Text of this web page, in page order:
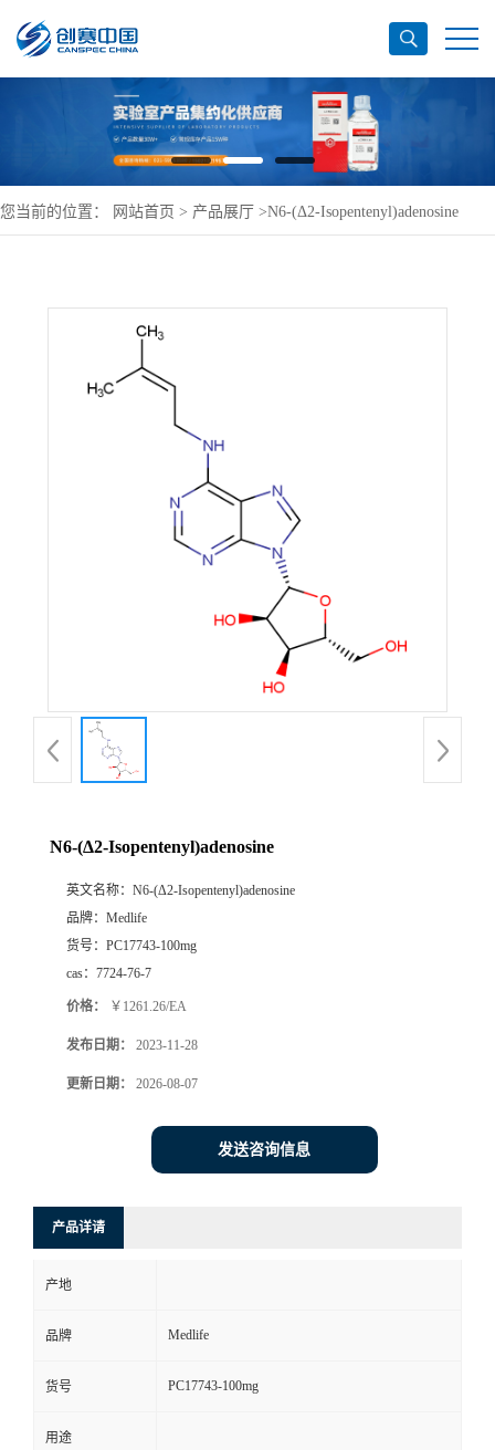
您当前的位置： 网站首页 > 产品展厅 >N6-(Δ2-Isopentenyl)adenosine
N6-(Δ2-Isopentenyl)adenosine
英文名称： N6-(Δ2-Isopentenyl)adenosine
品牌： Medlife
货号： PC17743-100mg
cas： 7724-76-7
价格： ￥1261.26/EA
发布日期： 2023-11-28
更新日期： 2026-08-07
发送咨询信息
产品详请
产地
品牌 Medlife
货号 PC17743-100mg
用途